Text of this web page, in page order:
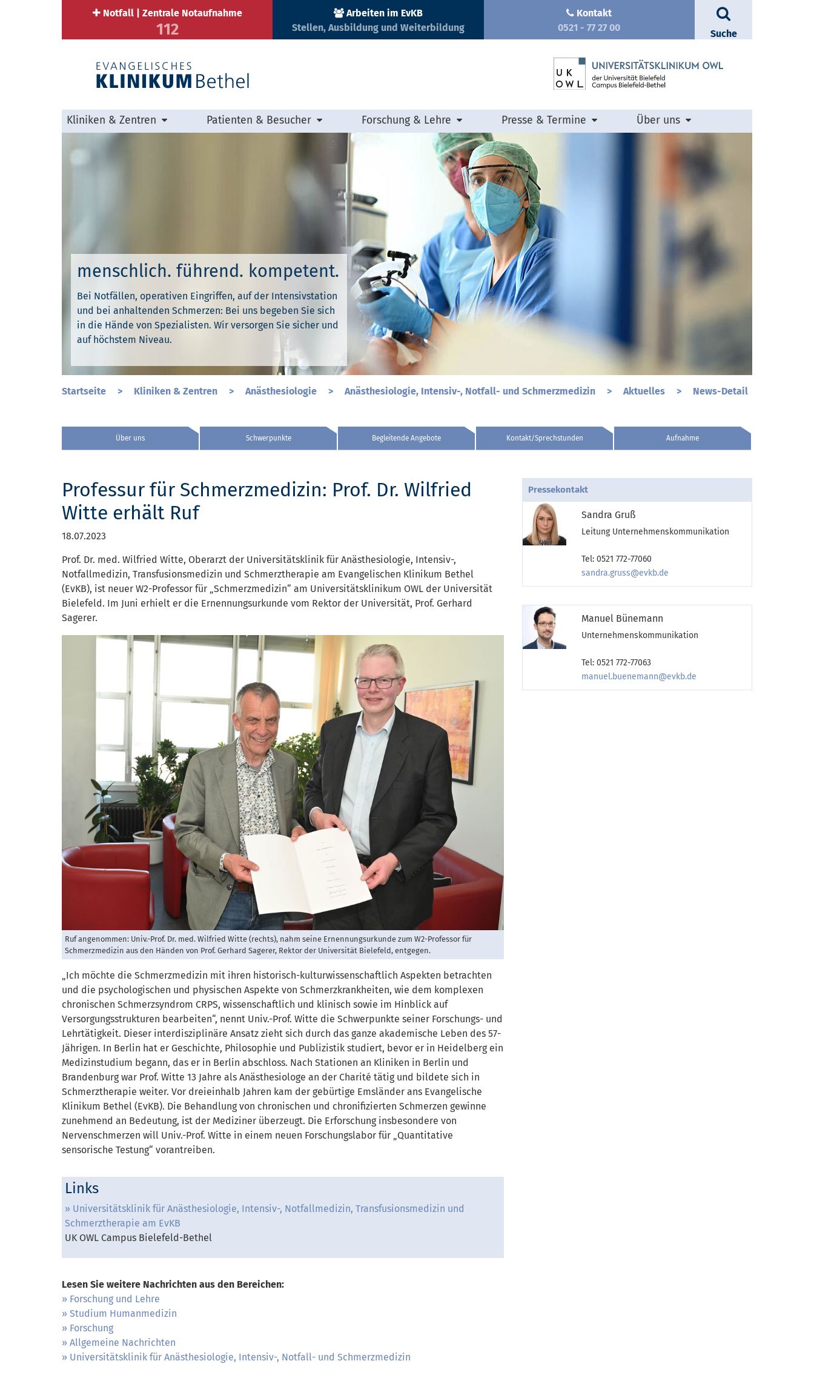
Notfall | Zentrale Notaufnahme
112
Arbeiten im EvKB
Stellen, Ausbildung und Weiterbildung
Kontakt
0521 - 77 27 00
Suche
Kliniken & Zentren Patienten & Besucher Forschung & Lehre Presse & Termine Über uns
Bei Notfällen, operativen Eingriffen, auf der Intensivstation
und bei anhaltenden Schmerzen: Bei uns begeben Sie sich
in die Hände von Spezialisten. Wir versorgen Sie sicher und
auf höchstem Niveau.
menschlich. führend. kompetent.
Bei Notfällen, operativen Eingriffen, auf der Intensivstation
und bei anhaltenden Schmerzen: Bei uns begeben Sie sich
in die Hände von Spezialisten. Wir versorgen Sie sicher und
auf höchstem Niveau.
Bei Notfällen, operativen Eingriffen, auf der Intensivstation
und bei anhaltenden Schmerzen: Bei uns begeben Sie sich
in die Hände von Spezialisten. Wir versorgen Sie sicher und
auf höchstem Niveau.
Startseite > Kliniken & Zentren > Anästhesiologie > Anästhesiologie, Intensiv-, Notfall- und Schmerzmedizin > Aktuelles > News-Detail
Über uns Schwerpunkte Begleitende Angebote Kontakt/Sprechstunden Aufnahme
Professur für Schmerzmedizin: Prof. Dr. Wilfried
Witte erhält Ruf
18.07.2023
Prof. Dr. med. Wilfried Witte, Oberarzt der Universitätsklinik für Anästhesiologie, Intensiv-,
Notfallmedizin, Transfusionsmedizin und Schmerztherapie am Evangelischen Klinikum Bethel
(EvKB), ist neuer W2-Professor für „Schmerzmedizin“ am Universitätsklinikum OWL der Universität
Bielefeld. Im Juni erhielt er die Ernennungsurkunde vom Rektor der Universität, Prof. Gerhard
Sagerer.
Ruf angenommen: Univ.-Prof. Dr. med. Wilfried Witte (rechts), nahm seine Ernennungsurkunde zum W2-Professor für
Schmerzmedizin aus den Händen von Prof. Gerhard Sagerer, Rektor der Universität Bielefeld, entgegen.
„Ich möchte die Schmerzmedizin mit ihren historisch-kulturwissenschaftlich Aspekten betrachten
und die psychologischen und physischen Aspekte von Schmerzkrankheiten, wie dem komplexen
chronischen Schmerzsyndrom CRPS, wissenschaftlich und klinisch sowie im Hinblick auf
Versorgungsstrukturen bearbeiten“, nennt Univ.-Prof. Witte die Schwerpunkte seiner Forschungs- und
Lehrtätigkeit. Dieser interdisziplinäre Ansatz zieht sich durch das ganze akademische Leben des 57-
Jährigen. In Berlin hat er Geschichte, Philosophie und Publizistik studiert, bevor er in Heidelberg ein
Medizinstudium begann, das er in Berlin abschloss. Nach Stationen an Kliniken in Berlin und
Brandenburg war Prof. Witte 13 Jahre als Anästhesiologe an der Charité tätig und bildete sich in
Schmerztherapie weiter. Vor dreieinhalb Jahren kam der gebürtige Emsländer ans Evangelische
Klinikum Bethel (EvKB). Die Behandlung von chronischen und chronifizierten Schmerzen gewinne
zunehmend an Bedeutung, ist der Mediziner überzeugt. Die Erforschung insbesondere von
Nervenschmerzen will Univ.-Prof. Witte in einem neuen Forschungslabor für „Quantitative
sensorische Testung“ vorantreiben.
Links
Universitätsklinik für Anästhesiologie, Intensiv-, Notfallmedizin, Transfusionsmedizin und
Schmerztherapie am EvKB
UK OWL Campus Bielefeld-Bethel
Lesen Sie weitere Nachrichten aus den Bereichen:
Forschung und Lehre
Studium Humanmedizin
Forschung
Allgemeine Nachrichten
Universitätsklinik für Anästhesiologie, Intensiv-, Notfall- und Schmerzmedizin
Pressekontakt
Sandra Gruß
Leitung Unternehmenskommunikation
Tel: 0521 772-77060
sandra.gruss@evkb.de
Manuel Bünemann
Unternehmenskommunikation
Tel: 0521 772-77063
manuel.buenemann@evkb.de